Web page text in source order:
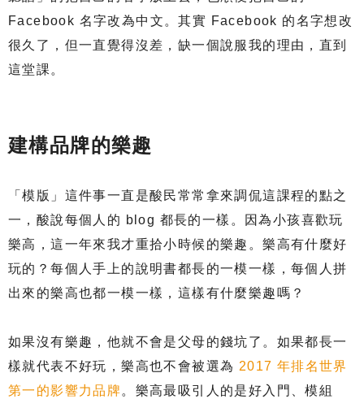
Facebook 名字改為中文。其實 Facebook 的名字想改
很久了，但一直覺得沒差，缺一個說服我的理由，直到
這堂課。
建構品牌的樂趣
「模版」這件事一直是酸民常常拿來調侃這課程的點之
一，酸說每個人的 blog 都長的一樣。因為小孩喜歡玩
樂高，這一年來我才重拾小時候的樂趣。樂高有什麼好
玩的？每個人手上的說明書都長的一模一樣，每個人拼
出來的樂高也都一模一樣，這樣有什麼樂趣嗎？
如果沒有樂趣，他就不會是父母的錢坑了。如果都長一
樣就代表不好玩，樂高也不會被選為 2017 年排名世界
第一的影響力品牌。樂高最吸引人的是好入門、模組